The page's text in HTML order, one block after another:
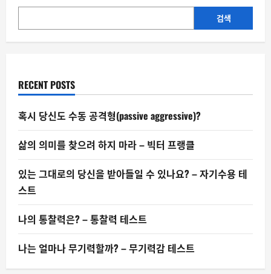
의
혹
민
의
위
기
검색
RECENT POSTS
혹시 당신도 수동 공격형(passive aggressive)?
삶의 의미를 찾으려 하지 마라 – 빅터 프랭클
있는 그대로의 당신을 받아들일 수 있나요? – 자기수용 테
스트
나의 통찰력은? – 통찰력 테스트
나는 얼마나 무기력할까? – 무기력감 테스트